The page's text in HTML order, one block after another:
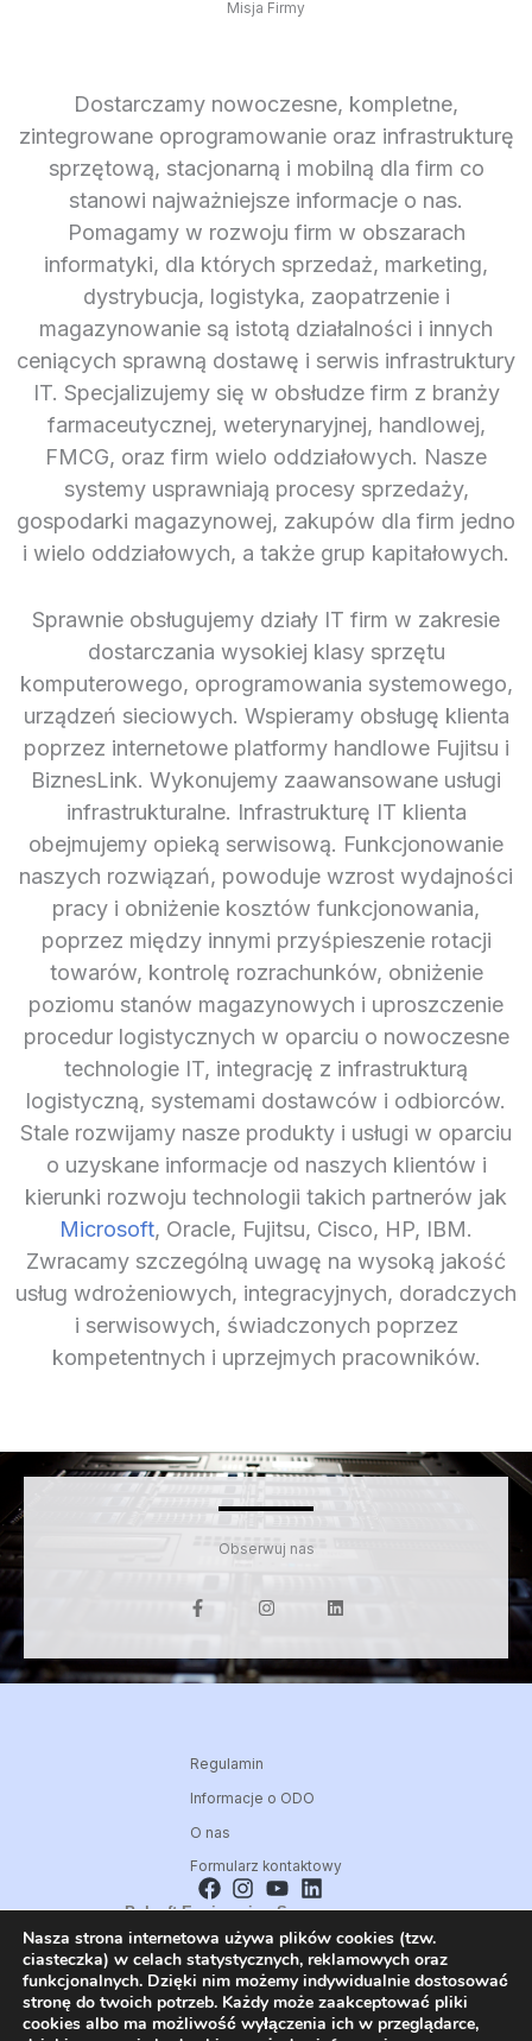
Misja Firmy
Dostarczamy nowoczesne, kompletne,
zintegrowane oprogramowanie oraz infrastrukturę
sprzętową, stacjonarną i mobilną dla firm co
stanowi najważniejsze informacje o nas.
Pomagamy w rozwoju firm w obszarach
informatyki, dla których sprzedaż, marketing,
dystrybucja, logistyka, zaopatrzenie i
magazynowanie są istotą działalności i innych
ceniących sprawną dostawę i serwis infrastruktury
IT. Specjalizujemy się w obsłudze firm z branży
farmaceutycznej, weterynaryjnej, handlowej,
FMCG, oraz firm wielo oddziałowych. Nasze
systemy usprawniają procesy sprzedaży,
gospodarki magazynowej, zakupów dla firm jedno
i wielo oddziałowych, a także grup kapitałowych.
Sprawnie obsługujemy działy IT firm w zakresie
dostarczania wysokiej klasy sprzętu
komputerowego, oprogramowania systemowego,
urządzeń sieciowych. Wspieramy obsługę klienta
poprzez internetowe platformy handlowe Fujitsu i
BiznesLink. Wykonujemy zaawansowane usługi
infrastrukturalne. Infrastrukturę IT klienta
obejmujemy opieką serwisową. Funkcjonowanie
naszych rozwiązań, powoduje wzrost wydajności
pracy i obniżenie kosztów funkcjonowania,
poprzez między innymi przyśpieszenie rotacji
towarów, kontrolę rozrachunków, obniżenie
poziomu stanów magazynowych i uproszczenie
procedur logistycznych w oparciu o nowoczesne
technologie IT, integrację z infrastrukturą
logistyczną, systemami dostawców i odbiorców.
Stale rozwijamy nasze produkty i usługi w oparciu
o uzyskane informacje od naszych klientów i
kierunki rozwoju technologii takich partnerów jak
Microsoft, Oracle, Fujitsu, Cisco, HP, IBM.
Zwracamy szczególną uwagę na wysoką jakość
usług wdrożeniowych, integracyjnych, doradczych
i serwisowych, świadczonych poprzez
kompetentnych i uprzejmych pracowników.
Obserwuj nas
a
c
b
o
n
a
g
i
e
d
Regulamin
Informacje o ODO
O nas
Formularz kontaktowy
Polsoft Engineering Sp. z o.o.
ul. 73 Pułku Piechoty 1, 40-467 Katowice
Skontaktuj się z nami:
32 209 80 39
E-mail:
Nasza strona internetowa używa plików cookies (tzw.
ciasteczka) w celach statystycznych, reklamowych oraz
funkcjonalnych. Dzięki nim możemy indywidualnie dostosować
stronę do twoich potrzeb. Każdy może zaakceptować pliki
cookies albo ma możliwość wyłączenia ich w przeglądarce,